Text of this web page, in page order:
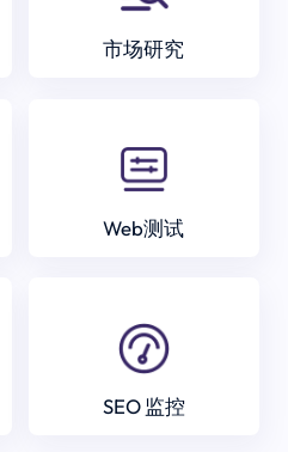
市场研究
Web测试
SEO 监控